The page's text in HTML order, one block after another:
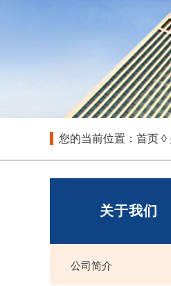
您的当前位置： 首页 ◊
关于我们
公司简介